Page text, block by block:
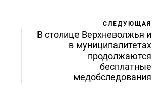
СЛЕДУЮЩАЯ
В столице Верхневолжья и
в муниципалитетах
продолжаются
бесплатные
медобследования